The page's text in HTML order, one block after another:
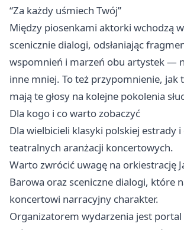
“Za każdy uśmiech Twój”
Między piosenkami aktorki wchodzą
scenicznie dialogi, odsłaniając
wspomnień i marzeń obu artystek —
inne mniej. To też przypomnienie, jak
mają te głosy na kolejne pokolenia
Dla kogo i co warto zobaczyć
Dla wielbicieli klasyki polskiej estrady
teatralnych aranżacji koncertowych.
Warto zwrócić uwagę na orkiestrację
Barowa oraz sceniczne dialogi, które
koncertowi narracyjny charakter.
Organizatorem wydarzenia jest